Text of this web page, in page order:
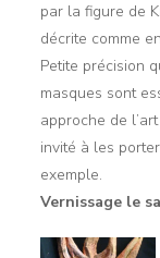
par la figure de
décrite comme
Petite précision
masques sont
approche de
invité à les
exemple.
Vernissage le